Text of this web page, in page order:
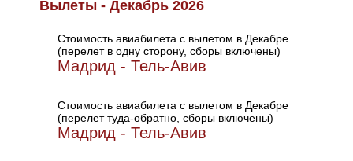
Вылеты - Декабрь 2026
Стоимость авиабилета с вылетом в Декабре
(перелет в одну сторону, сборы включены)
Мадрид - Тель-Авив
Стоимость авиабилета с вылетом в Декабре
(перелет туда-обратно, сборы включены)
Мадрид - Тель-Авив